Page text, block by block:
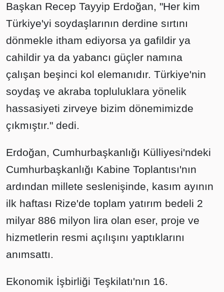
Başkan Recep Tayyip Erdoğan, "Her kim
Türkiye'yi soydaşlarının derdine sırtını
dönmekle itham ediyorsa ya gafildir ya
cahildir ya da yabancı güçler namına
çalışan beşinci kol elemanıdır. Türkiye'nin
soydaş ve akraba topluluklara yönelik
hassasiyeti zirveye bizim dönemimizde
çıkmıştır." dedi.
Erdoğan, Cumhurbaşkanlığı Külliyesi'ndeki
Cumhurbaşkanlığı Kabine Toplantısı'nın
ardından millete seslenişinde, kasım ayının
ilk haftası Rize'de toplam yatırım bedeli 2
milyar 886 milyon lira olan eser, proje ve
hizmetlerin resmi açılışını yaptıklarını
anımsattı.
Ekonomik İşbirliği Teşkilatı'nın 16.